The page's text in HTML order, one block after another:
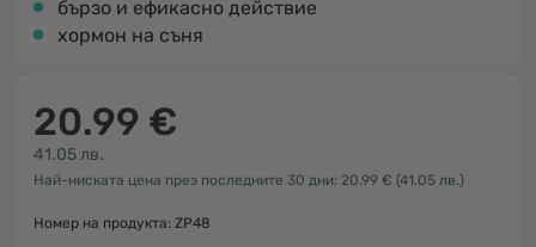
бързо и ефикасно действие
хормон на съня
20.99 €
41.05 лв.
Най-ниската цена през последните 30 дни: 20.99 € (41.05 лв.)
Номер на продукта: ZP48